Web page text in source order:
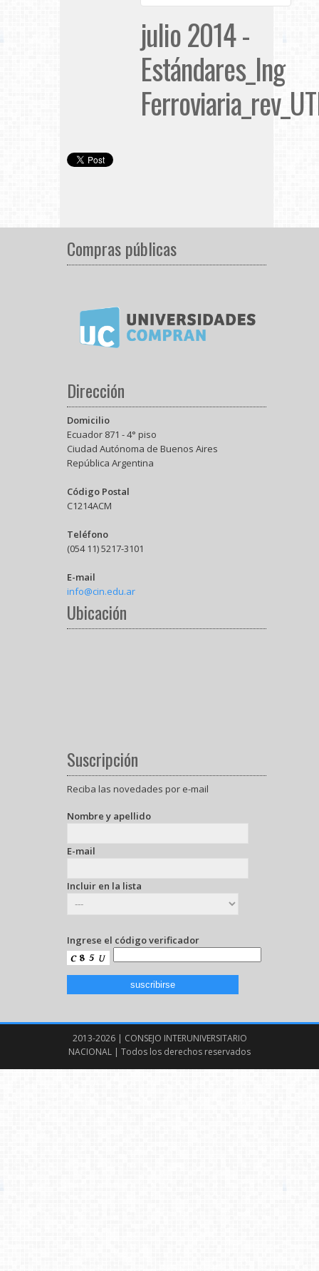
julio 2014 -
Estándares_Ing
Compras públicas
Dirección
Domicilio
Ecuador 871 - 4° piso
Ciudad Autónoma de Buenos Aires
República Argentina
Código Postal
C1214ACM
Teléfono
(054 11) 5217-3101
E-mail
info@cin.edu.ar
Ubicación
Suscripción
Reciba las novedades por e-mail
Nombre y apellido
E-mail
Incluir en la lista
Ingrese el código verificador
2013-2026 | CONSEJO INTERUNIVERSITARIO
NACIONAL | Todos los derechos reservados